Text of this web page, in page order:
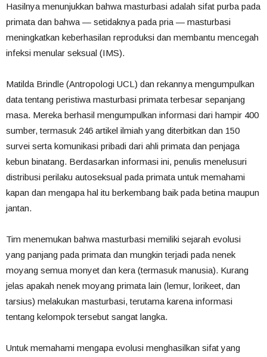
Hasilnya menunjukkan bahwa masturbasi adalah sifat purba pada
primata dan bahwa — setidaknya pada pria — masturbasi
meningkatkan keberhasilan reproduksi dan membantu mencegah
infeksi menular seksual (IMS).
Matilda Brindle (Antropologi UCL) dan rekannya mengumpulkan
data tentang peristiwa masturbasi primata terbesar sepanjang
masa. Mereka berhasil mengumpulkan informasi dari hampir 400
sumber, termasuk 246 artikel ilmiah yang diterbitkan dan 150
survei serta komunikasi pribadi dari ahli primata dan penjaga
kebun binatang. Berdasarkan informasi ini, penulis menelusuri
distribusi perilaku autoseksual pada primata untuk memahami
kapan dan mengapa hal itu berkembang baik pada betina maupun
jantan.
Tim menemukan bahwa masturbasi memiliki sejarah evolusi
yang panjang pada primata dan mungkin terjadi pada nenek
moyang semua monyet dan kera (termasuk manusia). Kurang
jelas apakah nenek moyang primata lain (lemur, lorikeet, dan
tarsius) melakukan masturbasi, terutama karena informasi
tentang kelompok tersebut sangat langka.
Untuk memahami mengapa evolusi menghasilkan sifat yang